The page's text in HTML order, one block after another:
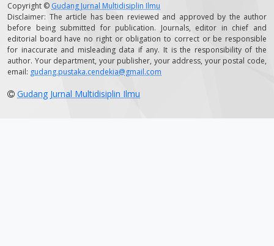
Copyright © Gudang Jurnal Multidisiplin Ilmu
Disclaimer: The article has been reviewed and approved by the author
before being submitted for publication. Journals, editor in chief and
editorial board have no right or obligation to correct or be responsible
for inaccurate and misleading data if any. It is the responsibility of the
author. Your department, your publisher, your address, your postal code,
email: gudang.pustaka.cendekia@gmail.com
Gudang Jurnal Multidisiplin Ilmu